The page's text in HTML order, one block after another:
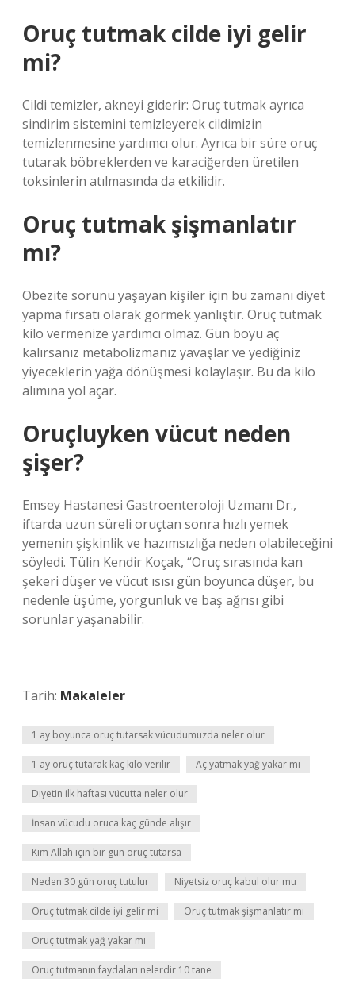
Oruç tutmak cilde iyi gelir
mi?
Cildi temizler, akneyi giderir: Oruç tutmak ayrıca
sindirim sistemini temizleyerek cildimizin
temizlenmesine yardımcı olur. Ayrıca bir süre oruç
tutarak böbreklerden ve karaciğerden üretilen
toksinlerin atılmasında da etkilidir.
Oruç tutmak şişmanlatır
mı?
Obezite sorunu yaşayan kişiler için bu zamanı diyet
yapma fırsatı olarak görmek yanlıştır. Oruç tutmak
kilo vermenize yardımcı olmaz. Gün boyu aç
kalırsanız metabolizmanız yavaşlar ve yediğiniz
yiyeceklerin yağa dönüşmesi kolaylaşır. Bu da kilo
alımına yol açar.
Oruçluyken vücut neden
şişer?
Emsey Hastanesi Gastroenteroloji Uzmanı Dr.,
iftarda uzun süreli oruçtan sonra hızlı yemek
yemenin şişkinlik ve hazımsızlığa neden olabileceğini
söyledi. Tülin Kendir Koçak, “Oruç sırasında kan
şekeri düşer ve vücut ısısı gün boyunca düşer, bu
nedenle üşüme, yorgunluk ve baş ağrısı gibi
sorunlar yaşanabilir.
Tarih: Makaleler
1 ay boyunca oruç tutarsak vücudumuzda neler olur
1 ay oruç tutarak kaç kilo verilir Aç yatmak yağ yakar mı
Diyetin ilk haftası vücutta neler olur
İnsan vücudu oruca kaç günde alışır
Kim Allah için bir gün oruç tutarsa
Neden 30 gün oruç tutulur Niyetsiz oruç kabul olur mu
Oruç tutmak cilde iyi gelir mi Oruç tutmak şişmanlatır mı
Oruç tutmak yağ yakar mı
Oruç tutmanın faydaları nelerdir 10 tane